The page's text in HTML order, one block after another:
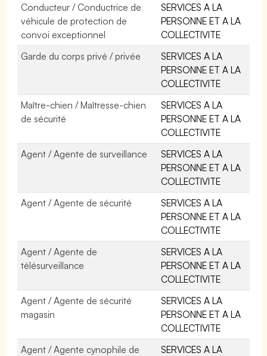
Conducteur / Conductrice de
véhicule de protection de
convoi exceptionnel
SERVICES A LA
PERSONNE ET A LA
COLLECTIVITE
Garde du corps privé / privée
SERVICES A LA
PERSONNE ET A LA
COLLECTIVITE
Maître-chien / Maîtresse-chien
de sécurité
SERVICES A LA
PERSONNE ET A LA
COLLECTIVITE
Agent / Agente de surveillance
SERVICES A LA
PERSONNE ET A LA
COLLECTIVITE
Agent / Agente de sécurité
SERVICES A LA
PERSONNE ET A LA
COLLECTIVITE
Agent / Agente de
télésurveillance
SERVICES A LA
PERSONNE ET A LA
COLLECTIVITE
Agent / Agente de sécurité
magasin
SERVICES A LA
PERSONNE ET A LA
COLLECTIVITE
Agent / Agente cynophile de
SERVICES A LA